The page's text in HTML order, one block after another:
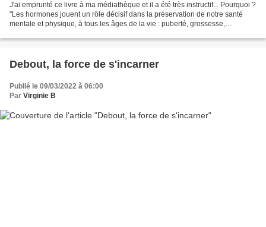
J'ai emprunté ce livre à ma médiathèque et il a été très instructif... Pourquoi ?
"Les hormones jouent un rôle décisif dans la préservation de notre santé
mentale et physique, à tous les âges de la vie : puberté, grossesse,
Debout, la force de s'incarner
Publié le 09/03/2022 à 06:00
Par Virginie B